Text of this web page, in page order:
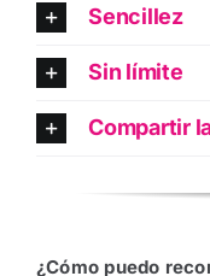
Sencillez
Sin límite
Compartir
¿Cómo puedo